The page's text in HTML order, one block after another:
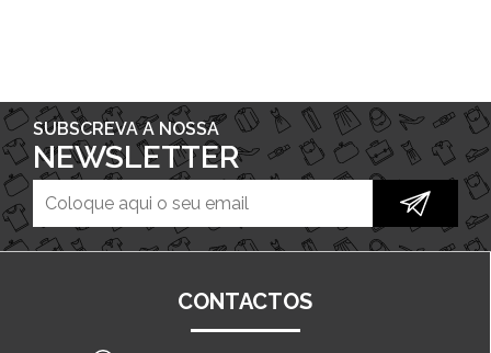
SUBSCREVA A NOSSA
NEWSLETTER
CONTACTOS